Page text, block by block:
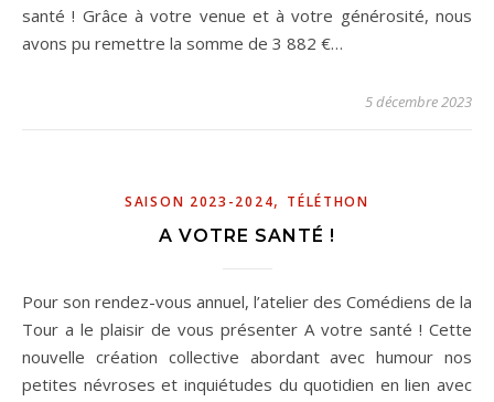
santé ! Grâce à votre venue et à votre générosité, nous
avons pu remettre la somme de 3 882 €…
5 décembre 2023
SAISON 2023-2024, TÉLÉTHON
A VOTRE SANTÉ !
Pour son rendez-vous annuel, l’atelier des Comédiens de la
Tour a le plaisir de vous présenter A votre santé ! Cette
nouvelle création collective abordant avec humour nos
petites névroses et inquiétudes du quotidien en lien avec